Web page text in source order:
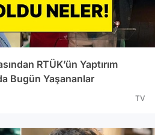
RTÜK’ün Yaptırım
Bugün Yaşananlar
TV